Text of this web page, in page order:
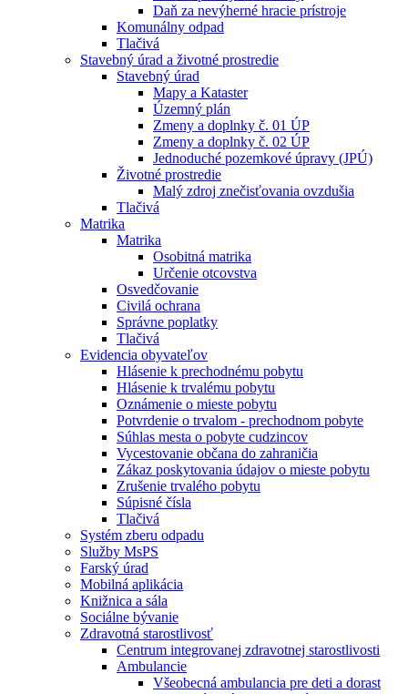
Daň za nevýherné hracie prístroje
Komunálny odpad
Tlačivá
Stavebný úrad a životné prostredie
Stavebný úrad
Mapy a Kataster
Územný plán
Zmeny a doplnky č. 01 ÚP
Zmeny a doplnky č. 02 ÚP
Jednoduché pozemkové úpravy (JPÚ)
Životné prostredie
Malý zdroj znečisťovania ovzdušia
Tlačivá
Matrika
Matrika
Osobitná matrika
Určenie otcovstva
Osvedčovanie
Civilá ochrana
Správne poplatky
Tlačivá
Evidencia obyvateľov
Hlásenie k prechodnému pobytu
Hlásenie k trvalému pobytu
Oznámenie o mieste pobytu
Potvrdenie o trvalom - prechodnom pobyte
Súhlas mesta o pobyte cudzincov
Vycestovanie občana do zahraničia
Zákaz poskytovania údajov o mieste pobytu
Zrušenie trvalého pobytu
Súpisné čísla
Tlačivá
Systém zberu odpadu
Služby MsPS
Farský úrad
Mobilná aplikácia
Knižnica a sála
Sociálne bývanie
Zdravotná starostlivosť
Centrum integrovanej zdravotnej starostlivosti
Ambulancie
Všeobecná ambulancia pre deti a dorast